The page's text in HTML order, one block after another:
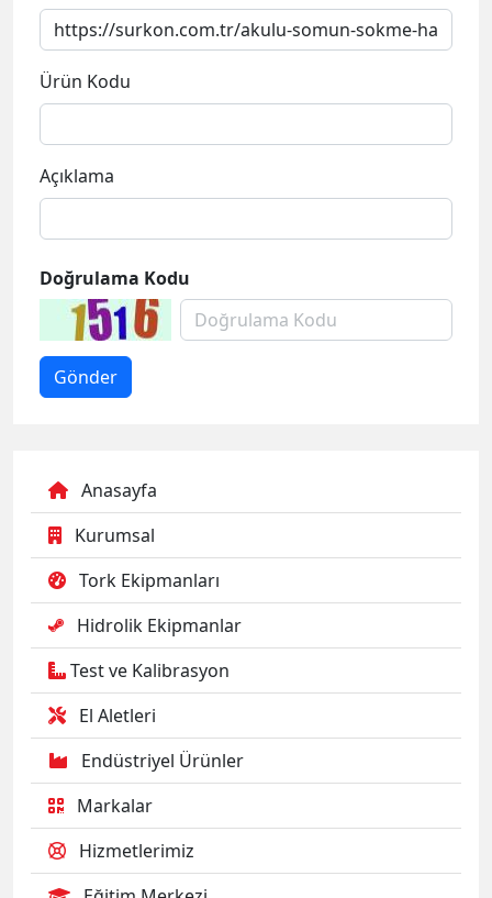
Ürün Kodu
Açıklama
Doğrulama Kodu
Anasayfa
Kurumsal
Tork Ekipmanları
Hidrolik Ekipmanlar
Test ve Kalibrasyon
El Aletleri
Endüstriyel Ürünler
Markalar
Hizmetlerimiz